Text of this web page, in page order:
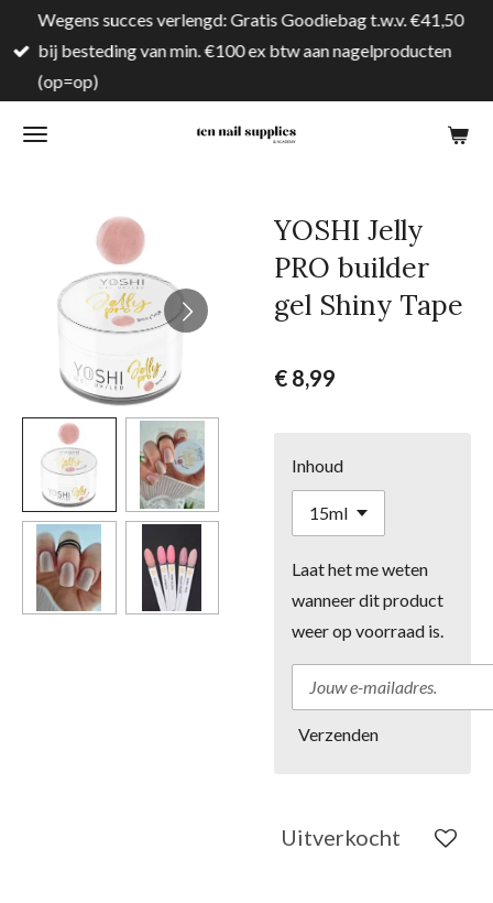
direct
naar
hoofdinhoud
Wegens succes verlengd: Gratis Goodiebag t.w.v. €41,50
bij besteding van min. €100 ex btw aan nagelproducten
(op=op)
YOSHI Jelly
PRO builder
gel Shiny Tape
€ 8,99
Inhoud
Laat het me weten
wanneer dit product
weer op voorraad is.
Verzenden
Uitverkocht